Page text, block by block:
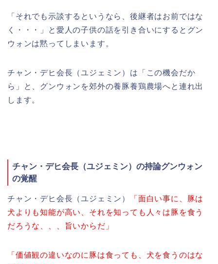
「それでも示談するというなら、後継者はお前ではな
く・・・」と愛人の子供の話を引き合いにするとグン
ウォンは黙ってしまいます。
チャン・デヒ会長（ユジェミン）は「この機会だか
ら」と、グンウォンを郊外の養豚養鶏農場へと連れ出
します。
チャン・デヒ会長（ユジェミン）の持論グンウォン
の覚醒
チャン・デヒ会長（ユジェミン）
「面白い事に、豚は
犬よりも知能が高い、それを知っても人々は豚を食う
だろうな、、、旨いからだ」
「価値観の違いなのに豚は食っても、犬を食うのはな